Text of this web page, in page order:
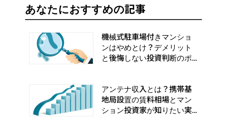
あなたにおすすめの記事
機械式駐車場付きマンショ
ンはやめとけ？デメリット
と後悔しない投資判断のポ
アンテナ収入とは？携帯基
地局設置の賃料相場とマン
ション投資家が知りたい実